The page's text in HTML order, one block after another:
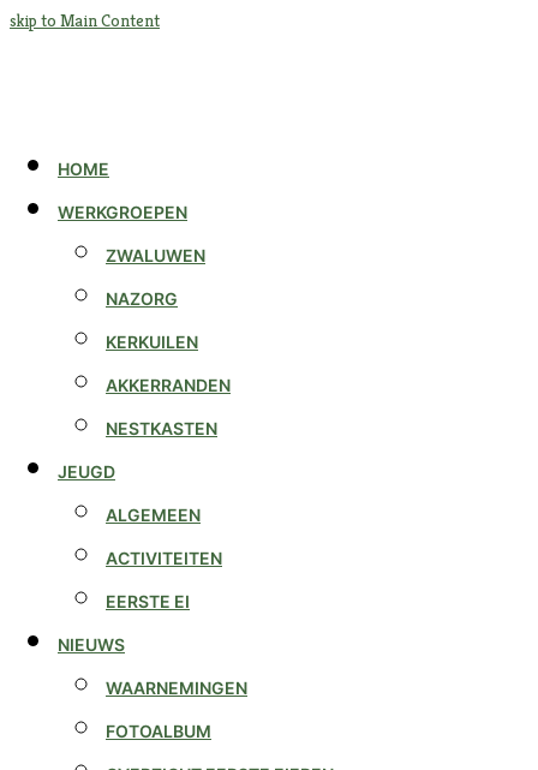
skip to Main Content
HOME
WERKGROEPEN
ZWALUWEN
NAZORG
KERKUILEN
AKKERRANDEN
NESTKASTEN
JEUGD
ALGEMEEN
ACTIVITEITEN
EERSTE EI
NIEUWS
WAARNEMINGEN
FOTOALBUM